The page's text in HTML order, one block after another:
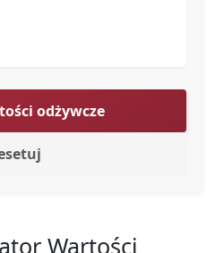
odżywcze
Wartości